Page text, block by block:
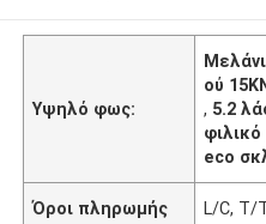
Υψηλό φως:
ού
, 5.2
eco
Όροι πληρωμής L/C, T/